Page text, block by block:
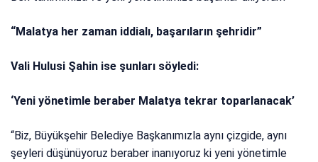
“Malatya her zaman iddialı, başarıların şehridir”
Vali Hulusi Şahin ise şunları söyledi:
‘Yeni yönetimle beraber Malatya tekrar toparlanacak’
“Biz, Büyükşehir Belediye Başkanımızla aynı çizgide, aynı
şeyleri düşünüyoruz beraber inanıyoruz ki yeni yönetimle